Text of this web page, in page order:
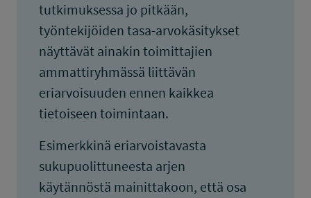
tutkimuksessa jo pitkään,
työntekijöiden tasa-arvokäsitykset
näyttävät ainakin toimittajien
ammattiryhmässä liittävän
eriarvoisuuden ennen kaikkea
tietoiseen toimintaan.
Esimerkkinä eriarvoistavasta
sukupuolittuneesta arjen
käytännöstä mainittakoon, että osa